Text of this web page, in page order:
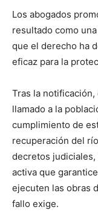
Los abogados
resultado como
que el derecho ha
eficaz para la
Tras la
llamado a la
cumplimiento de
recuperación del
decretos
activa que
ejecuten las obras
fallo exige.